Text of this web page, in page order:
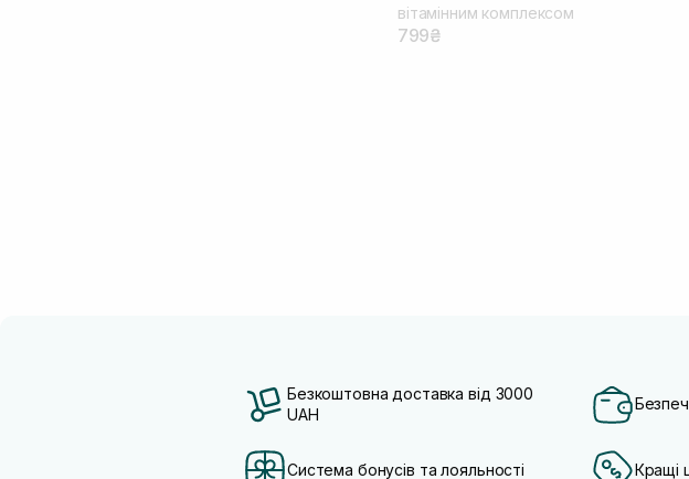
вітамінним комплексом
799₴
Безкоштовна доставка від 3000
UAH
Система бонусів та лояльності Кращі